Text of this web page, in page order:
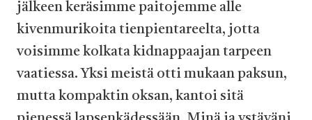
jälkeen keräsimme paitojemme alle
kivenmurikoita tienpientareelta, jotta
voisimme kolkata kidnappaajan tarpeen
vaatiessa. Yksi meistä otti mukaan paksun,
mutta kompaktin oksan, kantoi sitä